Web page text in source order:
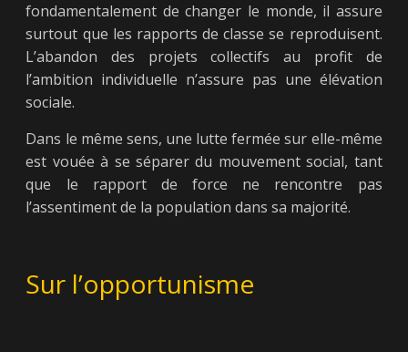
fondamentalement de changer le monde, il assure
surtout que les rapports de classe se reproduisent.
L’abandon des projets collectifs au profit de
l’ambition individuelle n’assure pas une élévation
sociale.
Dans le même sens, une lutte fermée sur elle-même
est vouée à se séparer du mouvement social, tant
que le rapport de force ne rencontre pas
l’assentiment de la population dans sa majorité.
Sur l’opportunisme